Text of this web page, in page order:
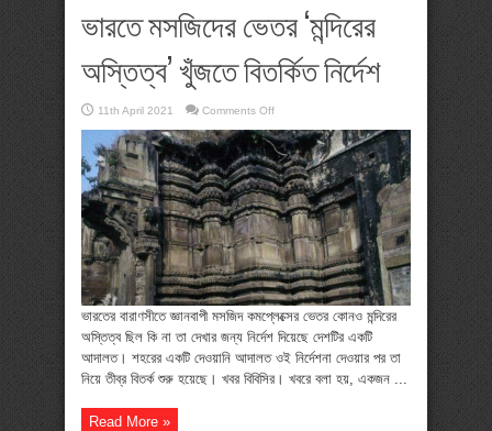
ভারতে মসজিদের ভেতর ‘মন্দিরের
অস্তিত্ব’ খুঁজতে বিতর্কিত নির্দেশ
11th April 2021 Comments Offon
মসজিদের
ভেতর
‘মন্দিরের
অস্তিত্ব’
খুঁজতে
বিতর্কিত
নির্দেশ
ভারতের বারাণসীতে জ্ঞানবাপী মসজিদ কমপ্লেক্সের ভেতর কোনও মন্দিরের
অস্তিত্ব ছিল কি না তা দেখার জন্য নির্দেশ দিয়েছে দেশটির একটি
আদালত। শহরের একটি দেওয়ানি আদালত ওই নির্দেশনা দেওয়ার পর তা
নিয়ে তীব্র বিতর্ক শুরু হয়েছে। খবর বিবিসির। খবরে বলা হয়, একজন ...
Read More »